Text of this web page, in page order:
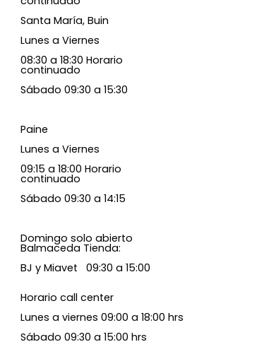
Santa María, Buin
Lunes a Viernes
08:30 a 18:30 Horario
continuado
Sábado 09:30 a 15:30
Paine
Lunes a Viernes
09:15 a 18:00 Horario
continuado
Sábado 09:30 a 14:15
Domingo solo abierto
Balmaceda Tienda:
BJ y Miavet 09:30 a 15:00
Horario call center
Lunes a viernes 09:00 a 18:00 hrs
Sábado 09:30 a 15:00 hrs